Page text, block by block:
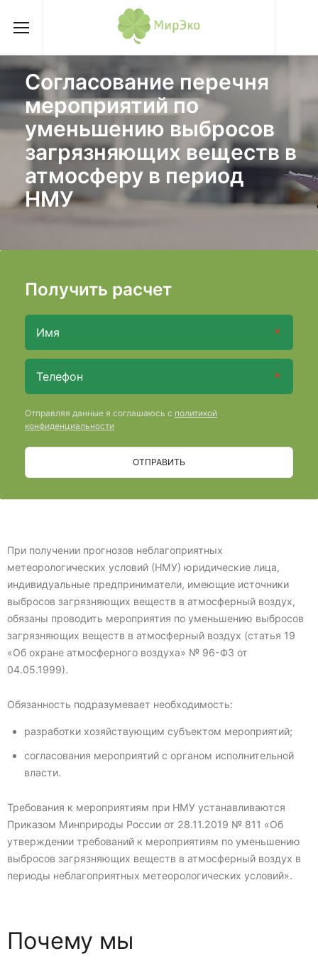
Согласование перечня
мероприятий по
уменьшению выбросов
загрязняющих веществ в
атмосферу в период
НМУ
Получить расчет
Отправляя данные я соглашаюсь с политикой
конфиденциальности
ОТПРАВИТЬ
При получении прогнозов неблагоприятных
метеорологических условий (НМУ) юридические лица,
индивидуальные предприниматели, имеющие источники
выбросов загрязняющих веществ в атмосферный воздух,
обязаны проводить мероприятия по уменьшению выбросов
загрязняющих веществ в атмосферный воздух (статья 19
«Об охране атмосферного воздуха» № 96-ФЗ от
04.05.1999).
Обязанность подразумевает необходимость:
разработки хозяйствующим субъектом мероприятий;
согласования мероприятий с органом исполнительной
власти.
Требования к мероприятиям при НМУ устанавливаются
Приказом Минприроды России от 28.11.2019 № 811 «Об
утверждении требований к мероприятиям по уменьшению
выбросов загрязняющих веществ в атмосферный воздух в
периоды неблагоприятных метеорологических условий».
Почему мы